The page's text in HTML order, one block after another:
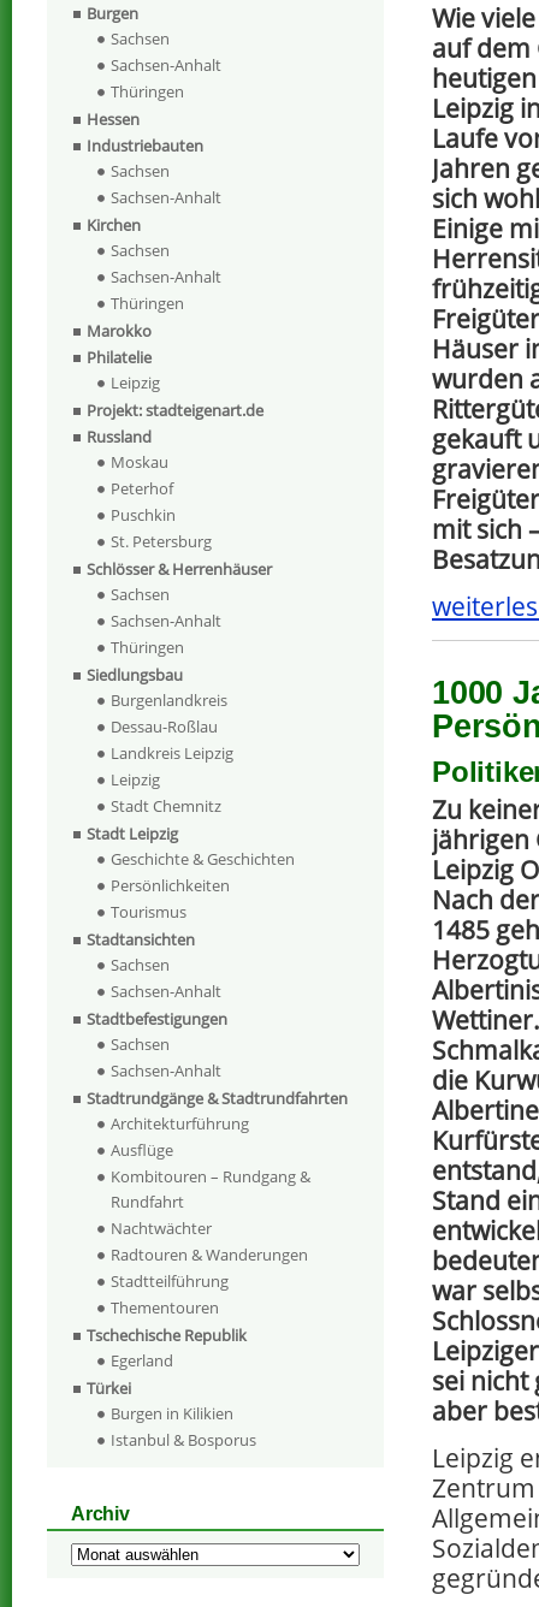
Wie
auf dem
Leipzig
Laufe
Jahren
sich
Einige
Häuser
wurden
gekauft
mit sich
1000
Zu
jährigen
Leipzig
Nach
1485
die
Stand
war
sei nicht
aber
Leipzig
Burgen
Sachsen
Sachsen-Anhalt
Thüringen
Hessen
Industriebauten
Sachsen
Sachsen-Anhalt
Kirchen
Sachsen
Sachsen-Anhalt
Thüringen
Marokko
Philatelie
Leipzig
Projekt: stadteigenart.de
Russland
Moskau
Peterhof
Puschkin
St. Petersburg
Schlösser & Herrenhäuser
Sachsen
Sachsen-Anhalt
Thüringen
Siedlungsbau
Burgenlandkreis
Dessau-Roßlau
Landkreis Leipzig
Leipzig
Stadt Chemnitz
Stadt Leipzig
Geschichte & Geschichten
Persönlichkeiten
Tourismus
Stadtansichten
Sachsen
Sachsen-Anhalt
Stadtbefestigungen
Sachsen
Sachsen-Anhalt
Stadtrundgänge & Stadtrundfahrten
Architekturführung
Ausflüge
Kombitouren – Rundgang &
Rundfahrt
Nachtwächter
Radtouren & Wanderungen
Stadtteilführung
Thementouren
Tschechische Republik
Egerland
Türkei
Burgen in Kilikien
Istanbul & Bosporus
Archiv
Archiv